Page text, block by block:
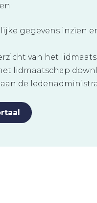
gegevens inzien
van het
lidmaatschap
de